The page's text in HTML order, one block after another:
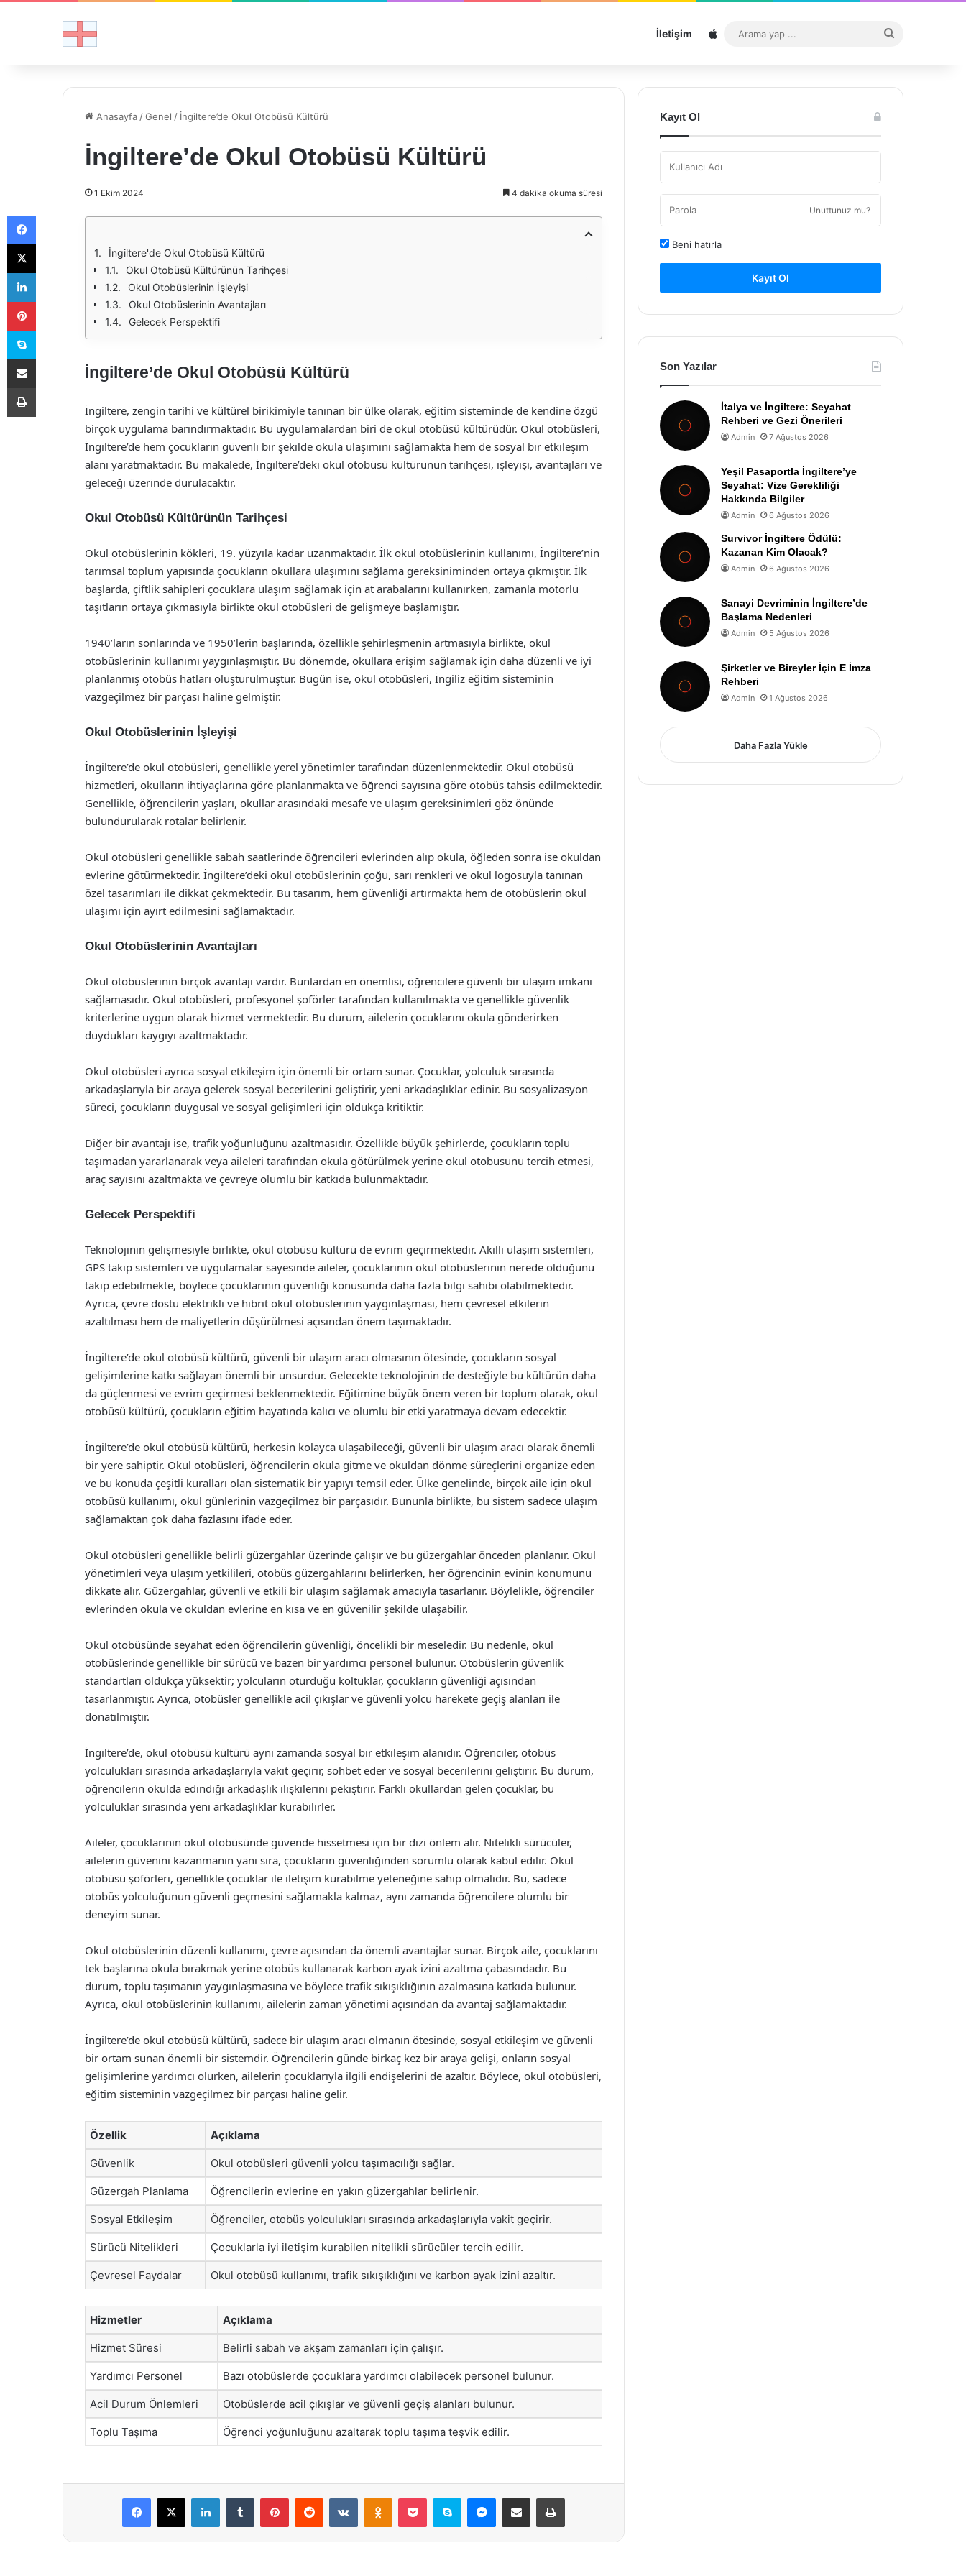
İletişim Sitemap
...
Anasayfa /Genel / İngiltere’de Okul Otobüsü Kültürü
İngiltere’de Okul Otobüsü Kültürü
1 Ekim 2024 4 dakika okuma süresi
İngiltere'de Okul Otobüsü Kültürü
Okul Otobüsü Kültürünün Tarihçesi
Okul Otobüslerinin İşleyişi
Okul Otobüslerinin Avantajları
Gelecek Perspektifi
İngiltere’de Okul Otobüsü Kültürü
İngiltere, zengin tarihi ve kültürel birikimiyle tanınan bir ülke olarak, eğitim sisteminde de kendine özgü
birçok uygulama barındırmaktadır. Bu uygulamalardan biri de okul otobüsü kültürüdür. Okul otobüsleri,
İngiltere’de hem çocukların güvenli bir şekilde okula ulaşımını sağlamakta hem de sosyal bir etkileşim
alanı yaratmaktadır. Bu makalede, İngiltere’deki okul otobüsü kültürünün tarihçesi, işleyişi, avantajları ve
geleceği üzerinde durulacaktır.
Okul Otobüsü Kültürünün Tarihçesi
Okul otobüslerinin kökleri, 19. yüzyıla kadar uzanmaktadır. İlk okul otobüslerinin kullanımı, İngiltere’nin
tarımsal toplum yapısında çocukların okullara ulaşımını sağlama gereksiniminden ortaya çıkmıştır. İlk
başlarda, çiftlik sahipleri çocuklara ulaşım sağlamak için at arabalarını kullanırken, zamanla motorlu
taşıtların ortaya çıkmasıyla birlikte okul otobüsleri de gelişmeye başlamıştır.
1940’ların sonlarında ve 1950’lerin başlarında, özellikle şehirleşmenin artmasıyla birlikte, okul
otobüslerinin kullanımı yaygınlaşmıştır. Bu dönemde, okullara erişim sağlamak için daha düzenli ve iyi
planlanmış otobüs hatları oluşturulmuştur. Bugün ise, okul otobüsleri, İngiliz eğitim sisteminin
vazgeçilmez bir parçası haline gelmiştir.
Okul Otobüslerinin İşleyişi
İngiltere’de okul otobüsleri, genellikle yerel yönetimler tarafından düzenlenmektedir. Okul otobüsü
hizmetleri, okulların ihtiyaçlarına göre planlanmakta ve öğrenci sayısına göre otobüs tahsis edilmektedir.
Genellikle, öğrencilerin yaşları, okullar arasındaki mesafe ve ulaşım gereksinimleri göz önünde
bulundurularak rotalar belirlenir.
Okul otobüsleri genellikle sabah saatlerinde öğrencileri evlerinden alıp okula, öğleden sonra ise okuldan
evlerine götürmektedir. İngiltere’deki okul otobüslerinin çoğu, sarı renkleri ve okul logosuyla tanınan
özel tasarımları ile dikkat çekmektedir. Bu tasarım, hem güvenliği artırmakta hem de otobüslerin okul
ulaşımı için ayırt edilmesini sağlamaktadır.
Okul Otobüslerinin Avantajları
Okul otobüslerinin birçok avantajı vardır. Bunlardan en önemlisi, öğrencilere güvenli bir ulaşım imkanı
sağlamasıdır. Okul otobüsleri, profesyonel şoförler tarafından kullanılmakta ve genellikle güvenlik
kriterlerine uygun olarak hizmet vermektedir. Bu durum, ailelerin çocuklarını okula gönderirken
duydukları kaygıyı azaltmaktadır.
Okul otobüsleri ayrıca sosyal etkileşim için önemli bir ortam sunar. Çocuklar, yolculuk sırasında
arkadaşlarıyla bir araya gelerek sosyal becerilerini geliştirir, yeni arkadaşlıklar edinir. Bu sosyalizasyon
süreci, çocukların duygusal ve sosyal gelişimleri için oldukça kritiktir.
Diğer bir avantajı ise, trafik yoğunluğunu azaltmasıdır. Özellikle büyük şehirlerde, çocukların toplu
taşımadan yararlanarak veya aileleri tarafından okula götürülmek yerine okul otobusunu tercih etmesi,
araç sayısını azaltmakta ve çevreye olumlu bir katkıda bulunmaktadır.
Gelecek Perspektifi
Teknolojinin gelişmesiyle birlikte, okul otobüsü kültürü de evrim geçirmektedir. Akıllı ulaşım sistemleri,
GPS takip sistemleri ve uygulamalar sayesinde aileler, çocuklarının okul otobüslerinin nerede olduğunu
takip edebilmekte, böylece çocuklarının güvenliği konusunda daha fazla bilgi sahibi olabilmektedir.
Ayrıca, çevre dostu elektrikli ve hibrit okul otobüslerinin yaygınlaşması, hem çevresel etkilerin
azaltılması hem de maliyetlerin düşürülmesi açısından önem taşımaktadır.
İngiltere’de okul otobüsü kültürü, güvenli bir ulaşım aracı olmasının ötesinde, çocukların sosyal
gelişimlerine katkı sağlayan önemli bir unsurdur. Gelecekte teknolojinin de desteğiyle bu kültürün daha
da güçlenmesi ve evrim geçirmesi beklenmektedir. Eğitimine büyük önem veren bir toplum olarak, okul
otobüsü kültürü, çocukların eğitim hayatında kalıcı ve olumlu bir etki yaratmaya devam edecektir.
İngiltere’de okul otobüsü kültürü, herkesin kolayca ulaşabileceği, güvenli bir ulaşım aracı olarak önemli
bir yere sahiptir. Okul otobüsleri, öğrencilerin okula gitme ve okuldan dönme süreçlerini organize eden
ve bu konuda çeşitli kuralları olan sistematik bir yapıyı temsil eder. Ülke genelinde, birçok aile için okul
otobüsü kullanımı, okul günlerinin vazgeçilmez bir parçasıdır. Bununla birlikte, bu sistem sadece ulaşım
sağlamaktan çok daha fazlasını ifade eder.
Okul otobüsleri genellikle belirli güzergahlar üzerinde çalışır ve bu güzergahlar önceden planlanır. Okul
yönetimleri veya ulaşım yetkilileri, otobüs güzergahlarını belirlerken, her öğrencinin evinin konumunu
dikkate alır. Güzergahlar, güvenli ve etkili bir ulaşım sağlamak amacıyla tasarlanır. Böylelikle, öğrenciler
evlerinden okula ve okuldan evlerine en kısa ve en güvenilir şekilde ulaşabilir.
Okul otobüsünde seyahat eden öğrencilerin güvenliği, öncelikli bir meseledir. Bu nedenle, okul
otobüslerinde genellikle bir sürücü ve bazen bir yardımcı personel bulunur. Otobüslerin güvenlik
standartları oldukça yüksektir; yolcuların oturduğu koltuklar, çocukların güvenliği açısından
tasarlanmıştır. Ayrıca, otobüsler genellikle acil çıkışlar ve güvenli yolcu harekete geçiş alanları ile
donatılmıştır.
İngiltere’de, okul otobüsü kültürü aynı zamanda sosyal bir etkileşim alanıdır. Öğrenciler, otobüs
yolculukları sırasında arkadaşlarıyla vakit geçirir, sohbet eder ve sosyal becerilerini geliştirir. Bu durum,
öğrencilerin okulda edindiği arkadaşlık ilişkilerini pekiştirir. Farklı okullardan gelen çocuklar, bu
yolculuklar sırasında yeni arkadaşlıklar kurabilirler.
Aileler, çocuklarının okul otobüsünde güvende hissetmesi için bir dizi önlem alır. Nitelikli sürücüler,
ailelerin güvenini kazanmanın yanı sıra, çocukların güvenliğinden sorumlu olarak kabul edilir. Okul
otobüsü şoförleri, genellikle çocuklar ile iletişim kurabilme yeteneğine sahip olmalıdır. Bu, sadece
otobüs yolculuğunun güvenli geçmesini sağlamakla kalmaz, aynı zamanda öğrencilere olumlu bir
deneyim sunar.
Okul otobüslerinin düzenli kullanımı, çevre açısından da önemli avantajlar sunar. Birçok aile, çocuklarını
tek başlarına okula bırakmak yerine otobüs kullanarak karbon ayak izini azaltma çabasındadır. Bu
durum, toplu taşımanın yaygınlaşmasına ve böylece trafik sıkışıklığının azalmasına katkıda bulunur.
Ayrıca, okul otobüslerinin kullanımı, ailelerin zaman yönetimi açısından da avantaj sağlamaktadır.
İngiltere’de okul otobüsü kültürü, sadece bir ulaşım aracı olmanın ötesinde, sosyal etkileşim ve güvenli
bir ortam sunan önemli bir sistemdir. Öğrencilerin günde birkaç kez bir araya gelişi, onların sosyal
gelişimlerine yardımcı olurken, ailelerin çocuklarıyla ilgili endişelerini de azaltır. Böylece, okul otobüsleri,
eğitim sisteminin vazgeçilmez bir parçası haline gelir.
Özellik Açıklama
Güvenlik Okul otobüsleri güvenli yolcu taşımacılığı sağlar.
Güzergah Planlama Öğrencilerin evlerine en yakın güzergahlar belirlenir.
Sosyal Etkileşim Öğrenciler, otobüs yolculukları sırasında arkadaşlarıyla vakit geçirir.
Sürücü Nitelikleri Çocuklarla iyi iletişim kurabilen nitelikli sürücüler tercih edilir.
Çevresel Faydalar Okul otobüsü kullanımı, trafik sıkışıklığını ve karbon ayak izini azaltır.
Hizmetler Açıklama
Hizmet Süresi Belirli sabah ve akşam zamanları için çalışır.
Yardımcı Personel Bazı otobüslerde çocuklara yardımcı olabilecek personel bulunur.
Acil Durum Önlemleri Otobüslerde acil çıkışlar ve güvenli geçiş alanları bulunur.
Toplu Taşıma Öğrenci yoğunluğunu azaltarak toplu taşıma teşvik edilir.
Facebook
X LinkedInTumblr PinterestReddit VKontakteOdnoklassniki
Pocket Skype Messenger
E-Posta ile paylaş Yazdır
Kayıt Ol
Unuttunuz mu?
Beni hatırla
Kayıt Ol
Son Yazılar
İtalya ve İngiltere: Seyahat
Rehberi ve Gezi Önerileri
Admin 7 Ağustos 2026
Yeşil Pasaportla İngiltere’ye
Seyahat: Vize Gerekliliği
Hakkında Bilgiler
Admin 6 Ağustos 2026
Survivor İngiltere Ödülü:
Kazanan Kim Olacak?
Admin 6 Ağustos 2026
Sanayi Devriminin İngiltere’de
Başlama Nedenleri
Admin 5 Ağustos 2026
Şirketler ve Bireyler İçin E İmza
Rehberi
Admin 1 Ağustos 2026
Daha Fazla Yükle
Facebook
X
LinkedIn
Pinterest
Skype
E-Posta ile paylaş